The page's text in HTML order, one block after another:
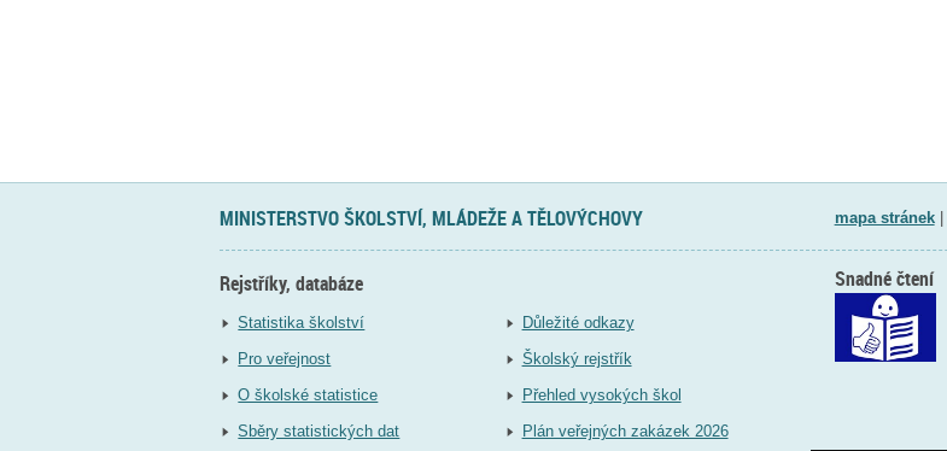
MINISTERSTVO ŠKOLSTVÍ, MLÁDEŽE A TĚLOVÝCHOVY mapa stránek|
Rejstříky, databáze
Statistika školství
Pro veřejnost
O školské statistice
Sběry statistických dat
Důležité odkazy
Školský rejstřík
Přehled vysokých škol
Plán veřejných zakázek 2026
Snadné čtení